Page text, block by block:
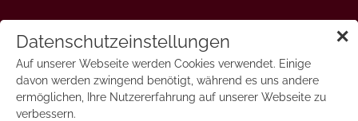
Outdoor ✕
Datenschutzeinstellungen
Auf unserer Webseite werden Cookies verwendet. Einige
davon werden zwingend benötigt, während es uns andere
ermöglichen, Ihre Nutzererfahrung auf unserer Webseite zu
verbessern.